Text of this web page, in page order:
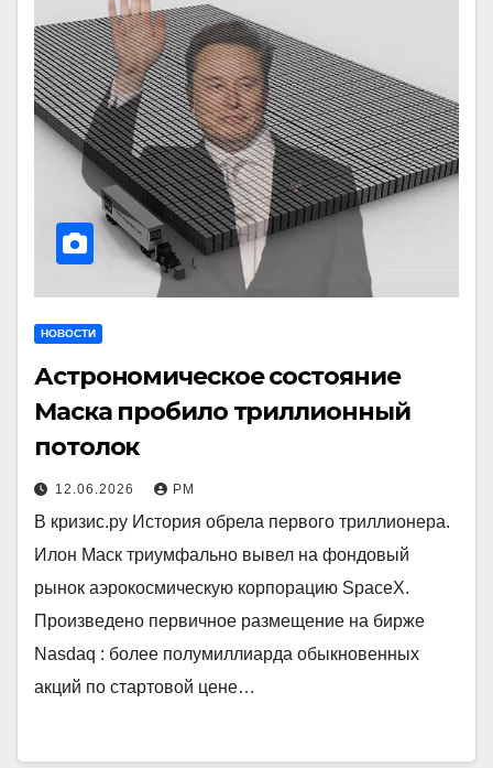
НОВОСТИ
Астрономическое состояние
Маска пробило триллионный
потолок
12.06.2026 РМ
В кризис.ру История обрела первого триллионера.
Илон Маск триумфально вывел на фондовый
рынок аэрокосмическую корпорацию SpaceX.
Произведено первичное размещение на бирже
Nasdaq : более полумиллиарда обыкновенных
акций по стартовой цене…